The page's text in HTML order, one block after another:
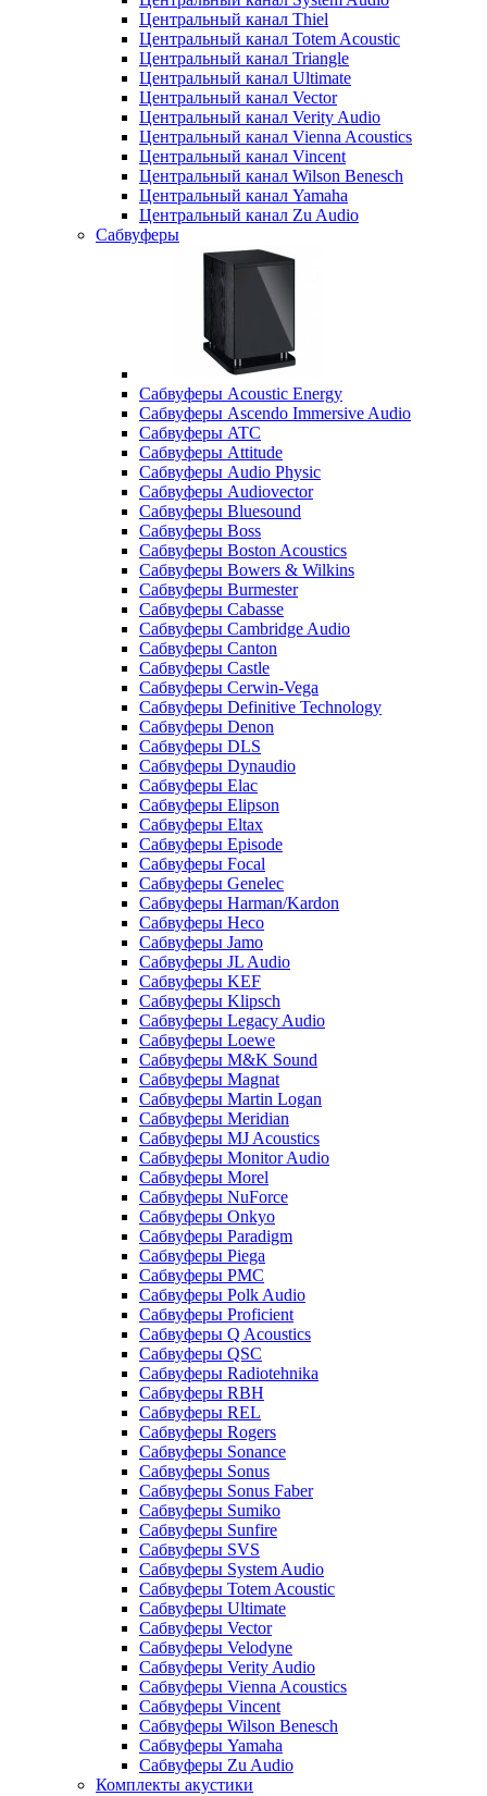
Центральный канал Thiel
Центральный канал Totem Acoustic
Центральный канал Triangle
Центральный канал Ultimate
Центральный канал Vector
Центральный канал Verity Audio
Центральный канал Vienna Acoustics
Центральный канал Vincent
Центральный канал Wilson Benesch
Центральный канал Yamaha
Центральный канал Zu Audio
Сабвуферы
Сабвуферы Acoustic Energy
Сабвуферы Ascendo Immersive Audio
Сабвуферы ATC
Сабвуферы Attitude
Сабвуферы Audio Physic
Сабвуферы Audiovector
Сабвуферы Bluesound
Сабвуферы Boss
Сабвуферы Boston Acoustics
Сабвуферы Bowers & Wilkins
Сабвуферы Burmester
Сабвуферы Cabasse
Сабвуферы Cambridge Audio
Сабвуферы Canton
Сабвуферы Castle
Сабвуферы Cerwin-Vega
Сабвуферы Definitive Technology
Сабвуферы Denon
Сабвуферы DLS
Сабвуферы Dynaudio
Сабвуферы Elac
Сабвуферы Elipson
Сабвуферы Eltax
Сабвуферы Episode
Сабвуферы Focal
Сабвуферы Genelec
Сабвуферы Harman/Kardon
Сабвуферы Heco
Сабвуферы Jamo
Сабвуферы JL Audio
Сабвуферы KEF
Сабвуферы Klipsch
Сабвуферы Legacy Audio
Сабвуферы Loewe
Сабвуферы M&K Sound
Сабвуферы Magnat
Сабвуферы Martin Logan
Сабвуферы Meridian
Сабвуферы MJ Acoustics
Сабвуферы Monitor Audio
Сабвуферы Morel
Сабвуферы NuForce
Сабвуферы Onkyo
Сабвуферы Paradigm
Сабвуферы Piega
Сабвуферы PMC
Сабвуферы Polk Audio
Сабвуферы Proficient
Сабвуферы Q Acoustics
Сабвуферы QSC
Сабвуферы Radiotehnika
Сабвуферы RBH
Сабвуферы REL
Сабвуферы Rogers
Сабвуферы Sonance
Сабвуферы Sonus
Сабвуферы Sonus Faber
Сабвуферы Sumiko
Сабвуферы Sunfire
Сабвуферы SVS
Сабвуферы System Audio
Сабвуферы Totem Acoustic
Сабвуферы Ultimate
Сабвуферы Vector
Сабвуферы Velodyne
Сабвуферы Verity Audio
Сабвуферы Vienna Acoustics
Сабвуферы Vincent
Сабвуферы Wilson Benesch
Сабвуферы Yamaha
Сабвуферы Zu Audio
Комплекты акустики